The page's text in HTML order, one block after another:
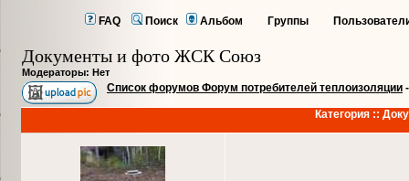
FAQ Поиск Альбом Группы
Документы и фото ЖСК Союз
Модераторы: Нет
Список форумов Форум потребителей теплоизоляции
Категория ::